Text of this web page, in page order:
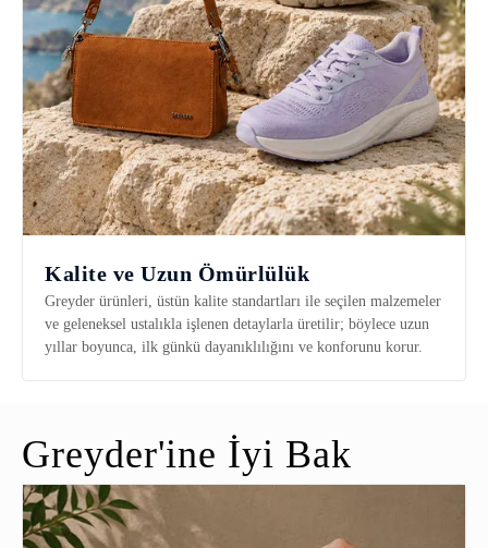
Kalite ve Uzun Ömürlülük
Greyder ürünleri, üstün kalite standartları ile seçilen malzemeler
ve geleneksel ustalıkla işlenen detaylarla üretilir; böylece uzun
yıllar boyunca, ilk günkü dayanıklılığını ve konforunu korur.
Greyder'ine İyi Bak